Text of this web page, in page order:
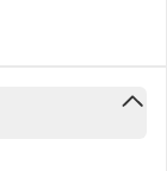
linke